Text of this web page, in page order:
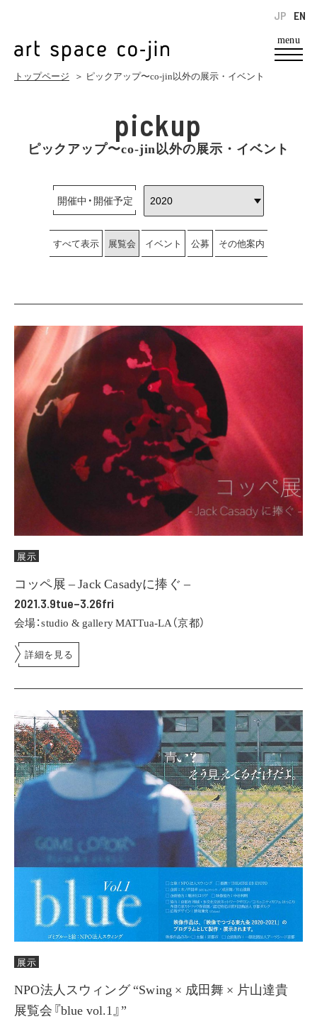
menu
EN
JP
トップページ ＞ ピックアップ〜co-jin以外の展示・イベント
pickup
ピックアップ〜co-jin以外の展示・イベント
開催中・開催予定
すべて表示 展覧会 イベント 公募 その他案内
展示
コッペ展 – Jack Casadyに捧ぐ –
2021.3.9tue–3.26fri
会場：studio & gallery MATTua-LA（京都）
詳細を見る
展示
NPO法人スウィング “Swing × 成田舞 × 片山達貴
展覧会『blue vol.1』”